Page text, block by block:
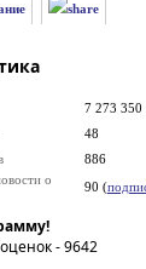
7 273 350
48
886
о
90 (
-9642